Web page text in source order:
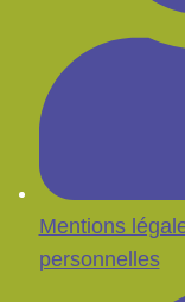
Mentions
personnelles